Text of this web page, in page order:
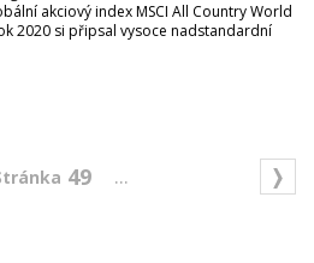
akciový index MSCI All Country World
2020 si připsal vysoce nadstandardní
49 ...